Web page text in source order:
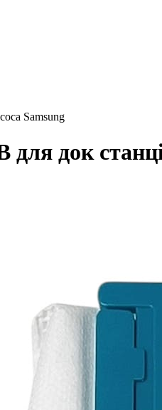
Samsung
док